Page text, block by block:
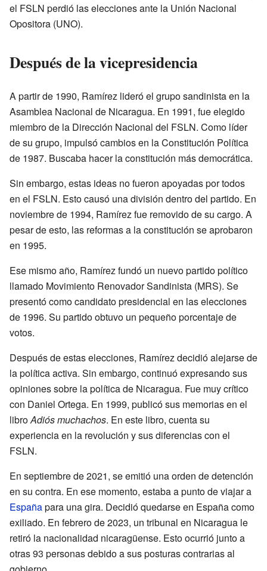
el FSLN perdió las elecciones ante la Unión Nacional
Opositora (UNO).
Después de la vicepresidencia
A partir de 1990, Ramírez lideró el grupo sandinista en la
Asamblea Nacional de Nicaragua. En 1991, fue elegido
miembro de la Dirección Nacional del FSLN. Como líder
de su grupo, impulsó cambios en la Constitución Política
de 1987. Buscaba hacer la constitución más democrática.
Sin embargo, estas ideas no fueron apoyadas por todos
en el FSLN. Esto causó una división dentro del partido. En
noviembre de 1994, Ramírez fue removido de su cargo. A
pesar de esto, las reformas a la constitución se aprobaron
en 1995.
Ese mismo año, Ramírez fundó un nuevo partido político
llamado Movimiento Renovador Sandinista (MRS). Se
presentó como candidato presidencial en las elecciones
de 1996. Su partido obtuvo un pequeño porcentaje de
votos.
Después de estas elecciones, Ramírez decidió alejarse de
la política activa. Sin embargo, continuó expresando sus
opiniones sobre la política de Nicaragua. Fue muy crítico
con Daniel Ortega. En 1999, publicó sus memorias en el
libroAdiós muchachos. En este libro, cuenta su
experiencia en la revolución y sus diferencias con el
FSLN.
En septiembre de 2021, se emitió una orden de detención
en su contra. En ese momento, estaba a punto de viajar a
Españapara una gira. Decidió quedarse en España como
exiliado. En febrero de 2023, un tribunal en Nicaragua le
retiró la nacionalidad nicaragüense. Esto ocurrió junto a
otras 93 personas debido a sus posturas contrarias al